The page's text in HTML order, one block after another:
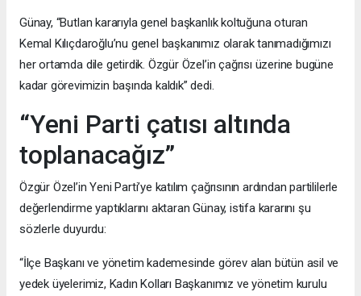
Günay, “Butlan kararıyla genel başkanlık koltuğuna oturan
Kemal Kılıçdaroğlu’nu genel başkanımız olarak tanımadığımızı
her ortamda dile getirdik. Özgür Özel’in çağrısı üzerine bugüne
kadar görevimizin başında kaldık” dedi.
“Yeni Parti çatısı altında
toplanacağız”
Özgür Özel’in Yeni Parti’ye katılım çağrısının ardından partililerle
değerlendirme yaptıklarını aktaran Günay, istifa kararını şu
sözlerle duyurdu:
“İlçe Başkanı ve yönetim kademesinde görev alan bütün asil ve
yedek üyelerimiz, Kadın Kolları Başkanımız ve yönetim kurulu